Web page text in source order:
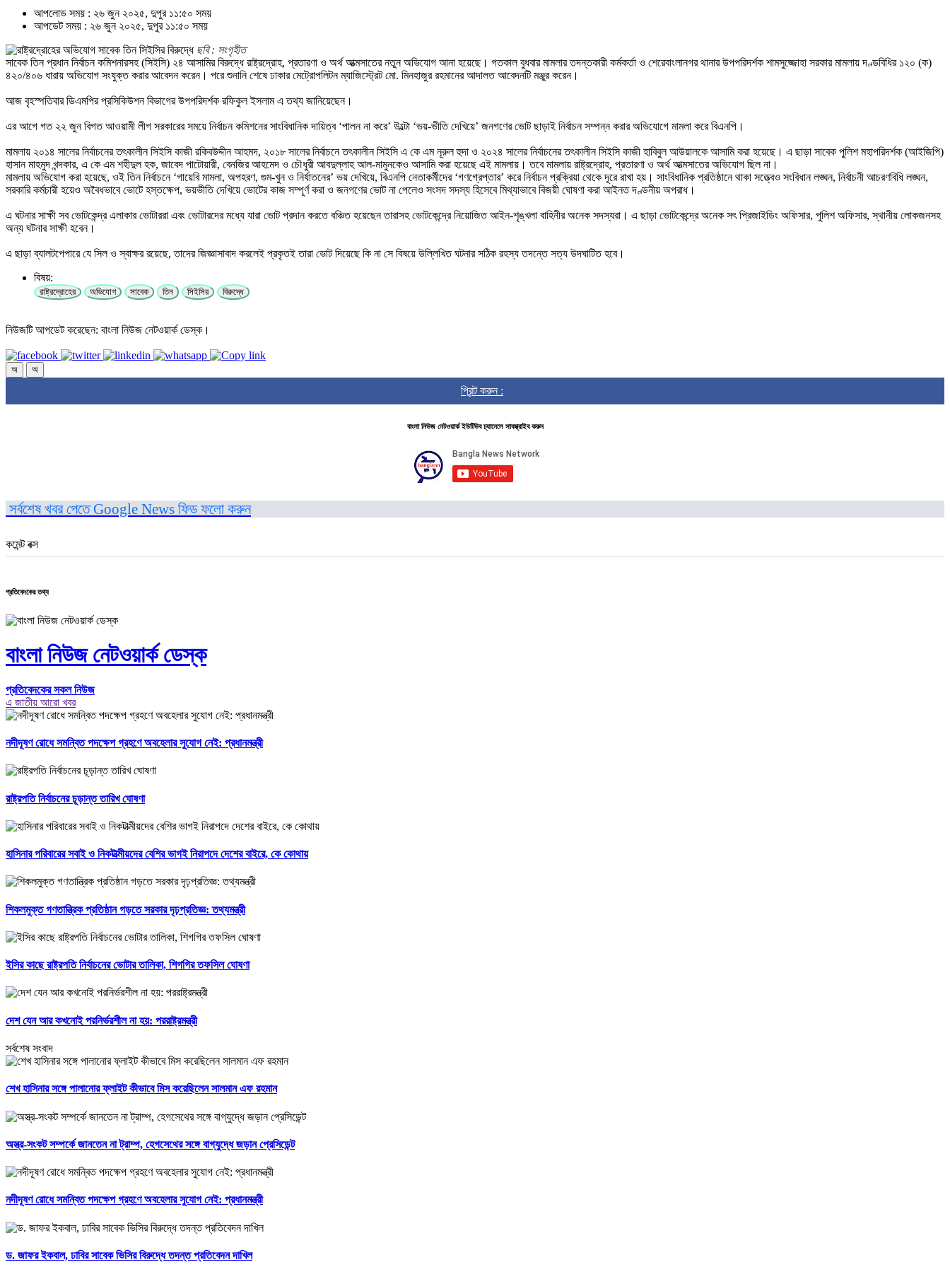
আপলোড সময় : ২৬ জুন ২০২৫, দুপুর ১১:৫০ সময়
আপডেট সময় : ২৬ জুন ২০২৫, দুপুর ১১:৫০ সময়
ছবি : সংগৃহীত
সাবেক তিন প্রধান নির্বাচন কমিশনারসহ (সিইসি) ২৪ আসামির বিরুদ্ধে রাষ্ট্রদ্রোহ, প্রতারণা ও অর্থ আত্মসাতের নতুন অভিযোগ আনা হয়েছে। গতকাল বুধবার মামলার তদন্তকারী কর্মকর্তা ও শেরেবাংলানগর থানার উপপরিদর্শক শামসুজ্জোহা সরকার মামলায় দণ্ডবিধির ১২০ (ক)
৪২০/৪০৬ ধারায় অভিযোগ সংযুক্ত করার আবেদন করেন। পরে শুনানি শেষে ঢাকার মেট্রোপলিটন ম্যাজিস্ট্রেট মো. মিনহাজুর রহমানের আদালত আবেদনটি মঞ্জুর করেন।
আজ বৃহস্পতিবার ডিএমপির প্রসিকিউশন বিভাগের উপপরিদর্শক রফিকুল ইসলাম এ তথ্য জানিয়েছেন।
এর আগে গত ২২ জুন বিগত আওয়ামী লীগ সরকারের সময়ে নির্বাচন কমিশনের সাংবিধানিক দায়িত্ব ‘পালন না করে’ উল্টো ‘ভয়-ভীতি দেখিয়ে’ জনগণের ভোট ছাড়াই নির্বাচন সম্পন্ন করার অভিযোগে মামলা করে বিএনপি।
মামলায় ২০১৪ সালের নির্বাচনের তৎকালীন সিইসি কাজী রকিবউদ্দীন আহমদ, ২০১৮ সালের নির্বাচনে তৎকালীন সিইসি এ কে এম নূরুল হুদা ও ২০২৪ সালের নির্বাচনের তৎকালীন সিইসি কাজী হাবিবুল আউয়ালকে আসামি করা হয়েছে। এ ছাড়া সাবেক পুলিশ মহাপরিদর্শক (আইজিপি)
হাসান মাহমুদ খন্দকার, এ কে এম শহীদুল হক, জাবেদ পাটোয়ারী, বেনজির আহমেদ ও চৌধুরী আবদুল্লাহ আল-মামুনকেও আসামি করা হয়েছে এই মামলায়। তবে মামলায় রাষ্ট্রদ্রোহ, প্রতারণা ও অর্থ আত্মসাতের অভিযোগ ছিল না।
মামলায় অভিযোগ করা হয়েছে, ওই তিন নির্বাচনে ‘গায়েবি মামলা, অপহরণ, গুম-খুন ও নির্যাতনের’ ভয় দেখিয়ে, বিএনপি নেতাকর্মীদের ‘গণগ্রেপ্তার’ করে নির্বাচন প্রক্রিয়া থেকে দূরে রাখা হয়। সাংবিধানিক প্রতিষ্ঠানে থাকা সত্ত্বেও সংবিধান লঙ্ঘন, নির্বাচনী আচরণবিধি লঙ্ঘন,
সরকারি কর্মচারী হয়েও অবৈধভাবে ভোটে হস্তক্ষেপ, ভয়ভীতি দেখিয়ে ভোটের কাজ সম্পূর্ণ করা ও জনগণের ভোট না পেলেও সংসদ সদস্য হিসেবে মিথ্যাভাবে বিজয়ী ঘোষণা করা আইনত দণ্ডনীয় অপরাধ।
এ ঘটনার সাক্ষী সব ভোটকেন্দ্র এলাকার ভোটাররা এবং ভোটারদের মধ্যে যারা ভোট প্রদান করতে বঞ্চিত হয়েছেন তারাসহ ভোটকেন্দ্রে নিয়োজিত আইন-শৃঙ্খলা বাহিনীর অনেক সদস্যরা। এ ছাড়া ভোটকেন্দ্রে অনেক সৎ প্রিজাইডিং অফিসার, পুলিশ অফিসার, স্থানীয় লোকজনসহ
অন্য ঘটনার সাক্ষী হবেন।
এ ছাড়া ব্যালটপেপারে যে সিল ও স্বাক্ষর রয়েছে, তাদের জিজ্ঞাসাবাদ করলেই প্রকৃতই তারা ভোট দিয়েছে কি না সে বিষয়ে উল্লিখিত ঘটনার সঠিক রহস্য তদন্তে সত্য উদঘাটিত হবে।
বিষয়:
রাষ্ট্রদ্রোহের অভিযোগ সাবেক তিন সিইসির বিরুদ্ধে
নিউজটি আপডেট করেছেন: বাংলা নিউজ নেটওয়ার্ক ডেস্ক।
অ অ
প্রিন্ট করুন :
বাংলা নিউজ নেটওয়ার্ক ইউটিউব চ্যানেলে সাবস্ক্রাইব করুন
সর্বশেষ খবর পেতে Google News ফিড ফলো করুন
কমেন্ট বক্স
প্রতিবেদকের তথ্য
বাংলা নিউজ নেটওয়ার্ক ডেস্ক
প্রতিবেদকের সকল নিউজ
এ জাতীয় আরো খবর
নদীদূষণ রোধে সমন্বিত পদক্ষেপ গ্রহণে অবহেলার সুযোগ নেই: প্রধানমন্ত্রী
রাষ্ট্রপতি নির্বাচনের চূড়ান্ত তারিখ ঘোষণা
হাসিনার পরিবারের সবাই ও নিকটাত্মীয়দের বেশির ভাগই নিরাপদে দেশের বাইরে, কে কোথায়
শিকলমুক্ত গণতান্ত্রিক প্রতিষ্ঠান গড়তে সরকার দৃঢ়প্রতিজ্ঞ: তথ্যমন্ত্রী
ইসির কাছে রাষ্ট্রপতি নির্বাচনের ভোটার তালিকা, শিগগির তফসিল ঘোষণা
দেশ যেন আর কখনোই পরনির্ভরশীল না হয়: পররাষ্ট্রমন্ত্রী
সর্বশেষ সংবাদ
শেখ হাসিনার সঙ্গে পালানোর ফ্লাইট কীভাবে মিস করেছিলেন সালমান এফ রহমান
অস্ত্র-সংকট সম্পর্কে জানতেন না ট্রাম্প, হেগসেথের সঙ্গে বাগ্‌যুদ্ধে জড়ান প্রেসিডেন্ট
নদীদূষণ রোধে সমন্বিত পদক্ষেপ গ্রহণে অবহেলার সুযোগ নেই: প্রধানমন্ত্রী
ড. জাফর ইকবাল, ঢাবির সাবেক ভিসির বিরুদ্ধে তদন্ত প্রতিবেদন দাখিল